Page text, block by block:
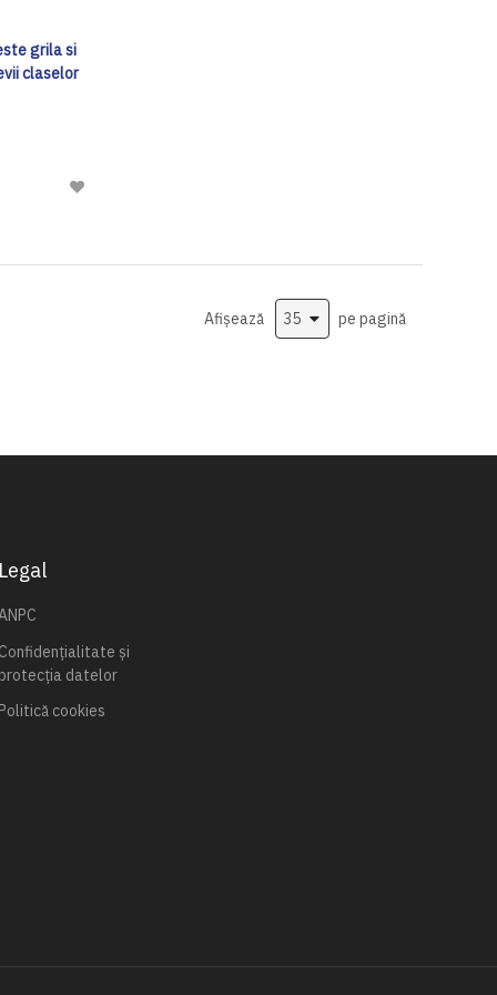
grila si
claselor
Adaugă
de
Afișează
pe pagină
Legal
Confidențialitate și
protecția datelor
Politică cookies